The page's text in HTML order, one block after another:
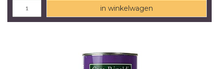
in winkelwagen